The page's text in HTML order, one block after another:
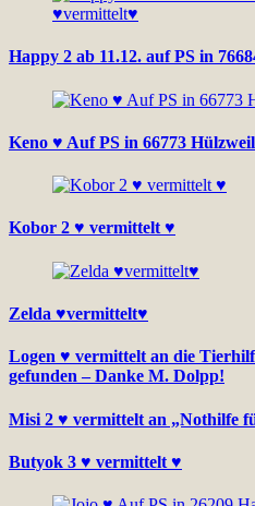
Happy 2 ab 11.12. auf PS in
Keno ♥ Auf PS in 66773
Kobor 2 ♥ vermittelt ♥
Zelda ♥vermittelt♥
Logen ♥ vermittelt an die
gefunden – Danke M. Dolpp!
Misi 2 ♥ vermittelt an „Nothilfe
Butyok 3 ♥ vermittelt ♥